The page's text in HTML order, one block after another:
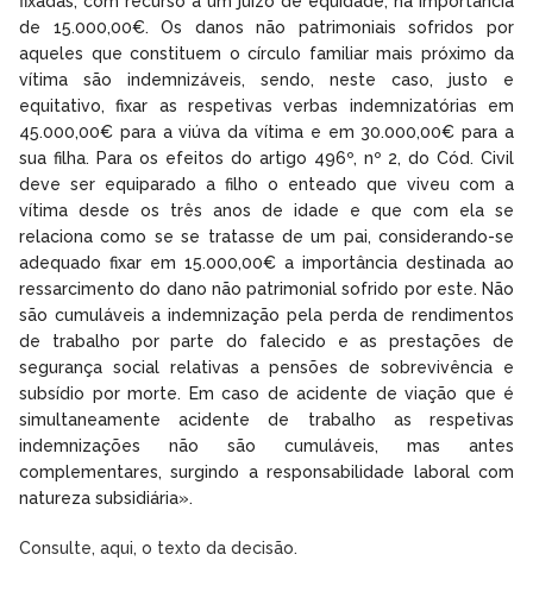
de 15.000,00€. Os danos não patrimoniais sofridos por
aqueles que constituem o círculo familiar mais próximo da
vítima são indemnizáveis, sendo, neste caso, justo e
equitativo, fixar as respetivas verbas indemnizatórias em
45.000,00€ para a viúva da vítima e em 30.000,00€ para a
sua filha. Para os efeitos do artigo 496º, nº 2, do Cód. Civil
deve ser equiparado a filho o enteado que viveu com a
vítima desde os três anos de idade e que com ela se
relaciona como se se tratasse de um pai, considerando-se
adequado fixar em 15.000,00€ a importância destinada ao
ressarcimento do dano não patrimonial sofrido por este. Não
são cumuláveis a indemnização pela perda de rendimentos
de trabalho por parte do falecido e as prestações de
segurança social relativas a pensões de sobrevivência e
subsídio por morte. Em caso de acidente de viação que é
simultaneamente acidente de trabalho as respetivas
indemnizações não são cumuláveis, mas antes
complementares, surgindo a responsabilidade laboral com
natureza subsidiária».
Consulte, aqui, o texto da decisão.